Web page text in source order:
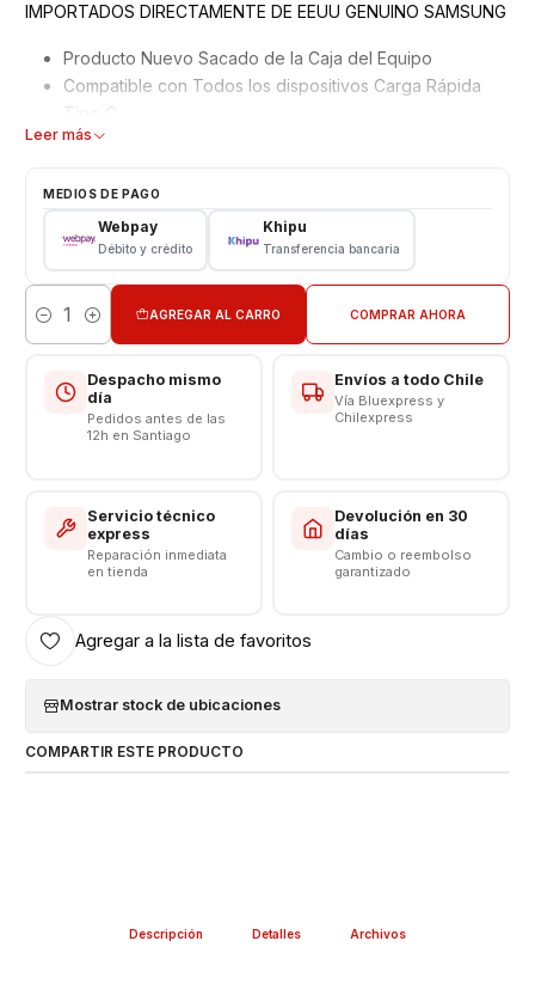
IMPORTADOS DIRECTAMENTE DE EEUU GENUINO SAMSUNG
Producto Nuevo Sacado de la Caja del Equipo
Compatible con Todos los dispositivos Carga Rápida
Tipo C
Marca Compatible Iphone - Samsung - Huawei - LG -
Garantizados 3 meses
Características:
Cable
Cable USB A C Original Samsung
Modelo: EP-DR140AWZ
Compatibilidad Carga Rápida - Carga Turbo
Salida Tipo USB A C
Somos VENTAS ELECTRONICAS
Leer más
MEDIOS DE PAGO
Webpay
Débito y crédito
Khipu
Transferencia bancaria
Cantidad
AGREGAR AL CARRO COMPRAR AHORA
Despacho mismo
día
Pedidos antes de las
12h en Santiago
Envíos a todo Chile
Vía Bluexpress y
Chilexpress
Servicio técnico
express
Reparación inmediata
en tienda
Devolución en 30
días
Cambio o reembolso
garantizado
Agregar a la lista de favoritos
Mostrar stock de ubicaciones
COMPARTIR ESTE PRODUCTO
Descripción Detalles Archivos